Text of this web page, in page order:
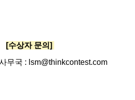
[수상자 문의]
무국 : lsm@thinkcontest.com